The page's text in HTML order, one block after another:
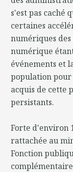
s'est pas caché
certaines
numériques
numérique
événements et
population
acquis de cette
persistants.
Forte d'environ
rattachée au
Fonction